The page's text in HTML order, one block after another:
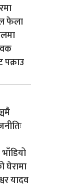
फेला
पक्राउ
घेरामा
यादव